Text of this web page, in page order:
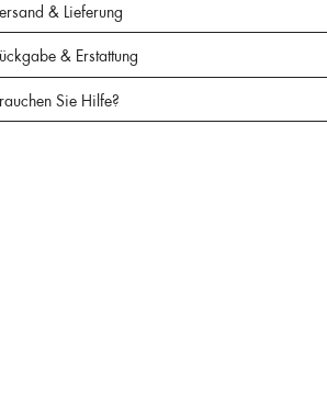
& Lieferung
& Erstattung
Sie Hilfe?